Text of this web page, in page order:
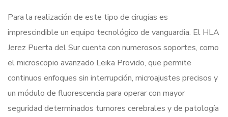
Para la realización de este tipo de cirugías es
imprescindible un equipo tecnológico de vanguardia. El HLA
Jerez Puerta del Sur cuenta con numerosos soportes, como
el microscopio avanzado Leika Provido, que permite
continuos enfoques sin interrupción, microajustes precisos y
un módulo de fluorescencia para operar con mayor
seguridad determinados tumores cerebrales y de patología